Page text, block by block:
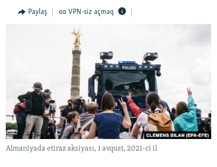
QANUNI DOĞRU
FOTOQALEREYA
İNFOQRAFIKA
KARIKATURA
OXU ZALI
AZƏRBAYCAN ƏDƏBIYYATI KITABXANASI
İSLAM VƏ DEMOKRATIYA
İZ - MƏDƏNIYYƏT PROQRAMI
HAQQIMIZDA
MISSIYAMIZ
PEŞƏ ETIKASI VƏ JURNALISTIKA STANDARTLARIMIZ
MATERIALLARIMIZDAN ISTIFADƏ
AZADLIQRADIOSU MOBIL TELEFONUNUZDA
BIZI IZLƏ
RFE/RL-in bütün saytları
Paylaş VPN-siz açmaq
Almaniyada etiraz aksiyası, 1 avqust, 2021-ci il